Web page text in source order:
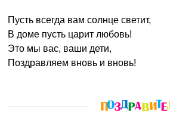
Пусть всегда вам солнце светит,
В доме пусть царит любовь!
Это мы вас, ваши дети,
Поздравляем вновь и вновь!